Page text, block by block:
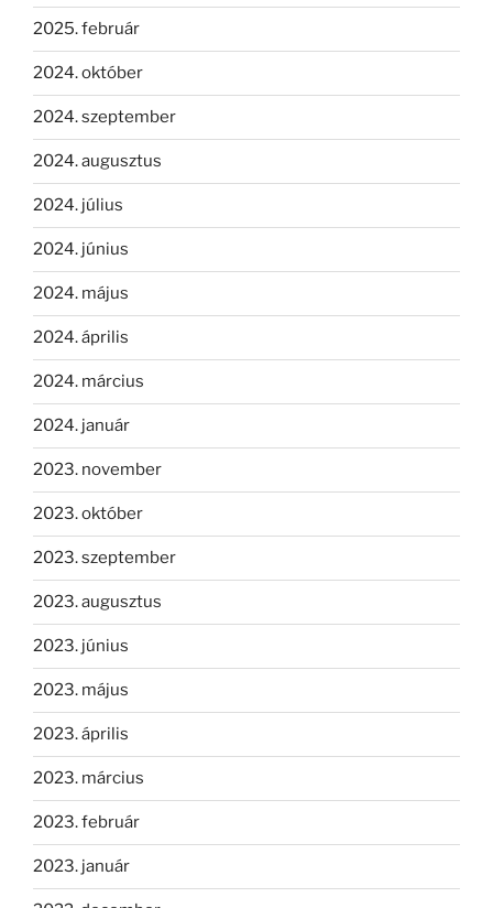
2025. február
2024. október
2024. szeptember
2024. augusztus
2024. július
2024. június
2024. május
2024. április
2024. március
2024. január
2023. november
2023. október
2023. szeptember
2023. augusztus
2023. június
2023. május
2023. április
2023. március
2023. február
2023. január